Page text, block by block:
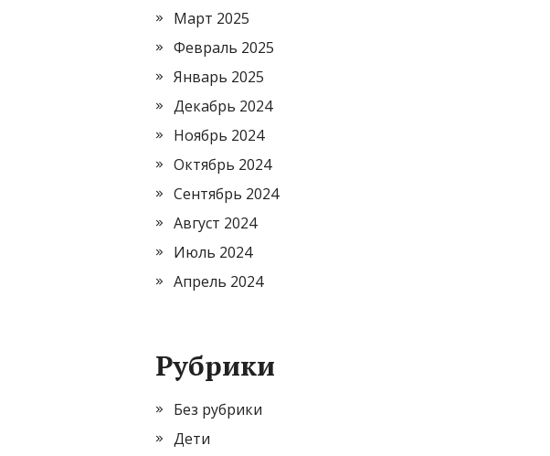
Март 2025
Февраль 2025
Январь 2025
Декабрь 2024
Ноябрь 2024
Октябрь 2024
Сентябрь 2024
Август 2024
Июль 2024
Апрель 2024
Рубрики
Без рубрики
Дети